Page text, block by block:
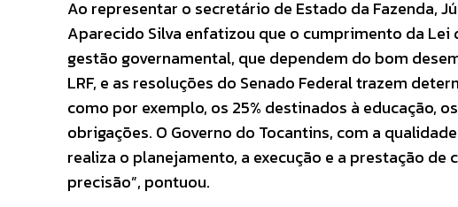
Ao representar o secretário de Estado da Fazenda,
Aparecido Silva enfatizou que o cumprimento da
gestão governamental, que dependem do bom
LRF, e as resoluções do Senado Federal trazem
como por exemplo, os 25% destinados à educação,
obrigações. O Governo do Tocantins, com a
realiza o planejamento, a execução e a prestação
precisão”, pontuou.